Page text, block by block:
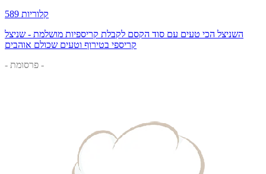
589 קלוריות
השניצל הכי טעים עם סוד הקסם לקבלת קריספיות מושלמת - שניצל
קריספי בטירוף וטעים שכולם אוהבים
- פרסומת -